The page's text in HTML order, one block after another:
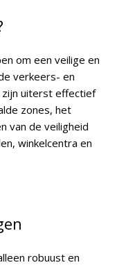
om een veilige en
verkeers- en
uiterst effectief
zones, het
van de veiligheid
winkelcentra en
robuust en